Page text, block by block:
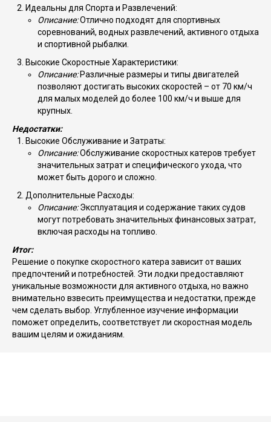
Идеальны для Спорта и Развлечений:
Описание:Отлично подходят для спортивных
соревнований, водных развлечений, активного отдыха
и спортивной рыбалки.
Высокие Скоростные Характеристики:
Описание:Различные размеры и типы двигателей
позволяют достигать высоких скоростей – от 70 км/ч
для малых моделей до более 100 км/ч и выше для
крупных.
Недостатки:
Высокие Обслуживание и Затраты:
Описание:Обслуживание скоростных катеров требует
значительных затрат и специфического ухода, что
может быть дорого и сложно.
Дополнительные Расходы:
Описание:Эксплуатация и содержание таких судов
могут потребовать значительных финансовых затрат,
включая расходы на топливо.
Итог:
Решение о покупке скоростного катера зависит от ваших
предпочтений и потребностей. Эти лодки предоставляют
уникальные возможности для активного отдыха, но важно
внимательно взвесить преимущества и недостатки, прежде
чем сделать выбор. Углубленное изучение информации
поможет определить, соответствует ли скоростная модель
вашим целям и ожиданиям.